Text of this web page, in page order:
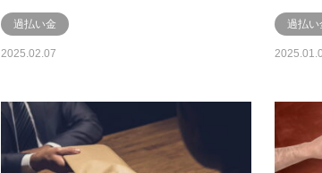
過払い金
2025.02.07
過払い